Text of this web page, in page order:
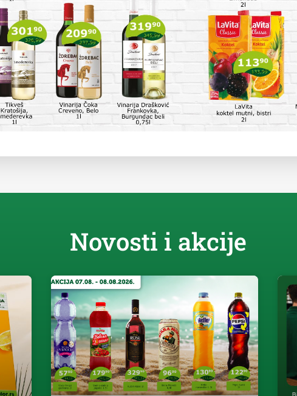
Novosti i akcije